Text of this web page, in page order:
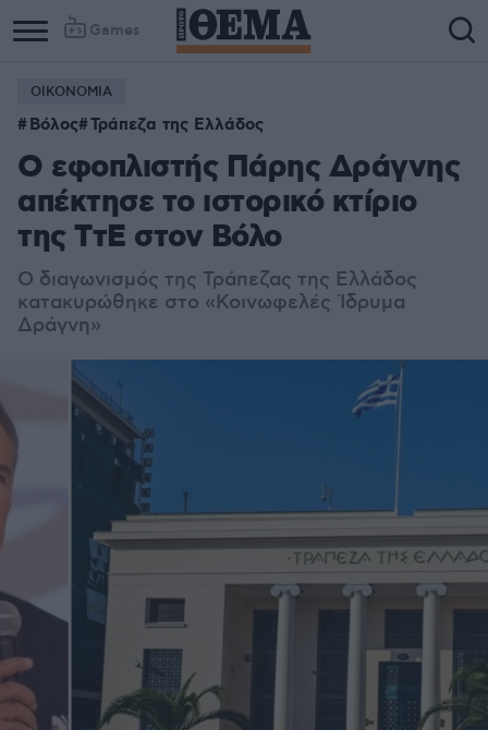
Games
ΟΙΚΟΝΟΜΙΑ
Βόλος Τράπεζα της Ελλάδος
Ο εφοπλιστής Πάρης Δράγνης
απέκτησε το ιστορικό κτίριο
της ΤτΕ στον Βόλο
Ο διαγωνισμός της Τράπεζας της Ελλάδος
κατακυρώθηκε στο «Κοινωφελές Ίδρυμα
Δράγνη»